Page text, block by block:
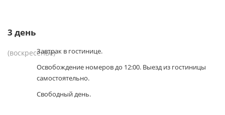
3 день
(воскресенье)Завтрак в гостинице.
Освобождение номеров до 12:00. Выезд из гостиницы
самостоятельно.
Свободный день.